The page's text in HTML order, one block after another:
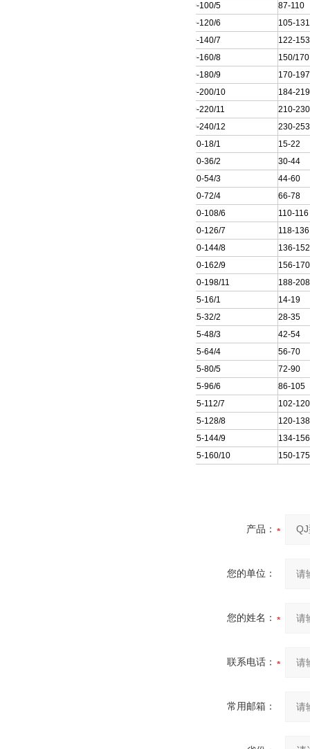
250QJ80-100/5
87-110
250QJ80-120/6
105-131
250QJ80-140/7
122-153
250QJ80-160/8
150/170
250QJ80-180/9
170-197
250QJ80-200/10
184-219
250QJ80-220/11
210-230
250QJ80-240/12
230-253
250QJ100-18/1
15-22
250QJ100-36/2
30-44
250QJ100-54/3
44-60
250QJ100-72/4
66-78
250QJ100-108/6
110-116
250QJ100-126/7
118-136
250QJ100-144/8
136-152
250QJ100-162/9
156-170
250QJ100-198/11
188-208
250QJ125-16/1
14-19
250QJ125-32/2
28-35
250QJ125-48/3
42-54
250QJ125-64/4
56-70
250QJ125-80/5
72-90
250QJ125-96/6
86-105
250QJ125-112/7
102-120
250QJ125-128/8
120-138
250QJ125-144/9
134-156
250QJ125-160/10
150-175
产品：
您的单位：
您的姓名：
联系电话：
常用邮箱：